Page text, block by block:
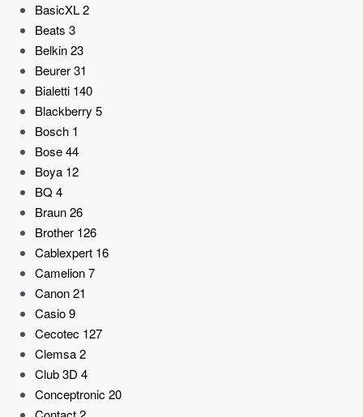
BasicXL2
Beats 3
Belkin23
Beurer31
Bialetti 140
Blackberry 5
Bosch 1
Bose44
Boya 12
BQ 4
Braun26
Brother 126
Cablexpert 16
Camelion7
Canon21
Casio9
Cecotec 127
Clemsa2
Club 3D 4
Conceptronic 20